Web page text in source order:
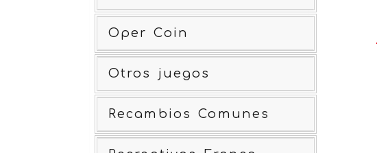
Oper Coin
Otros juegos
Recambios Comunes